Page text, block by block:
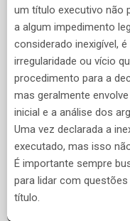
um título executivo não
a algum impedimento
considerado inexigível,
irregularidade ou vício
procedimento para a
mas geralmente
inicial e a análise dos
Uma vez declarada a
executado, mas isso
É importante sempre
para lidar com questões
título.